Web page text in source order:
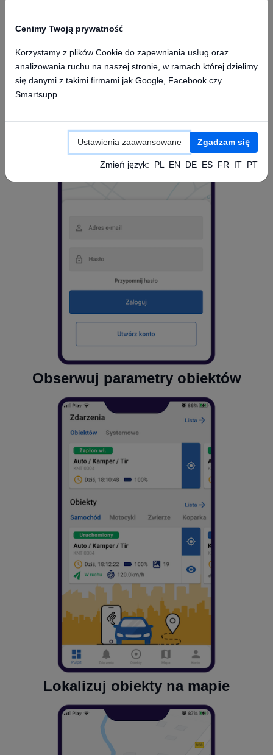
Dostęp z aplikacji mobilnej
Obserwuj parametry obiektów
Lokalizuj obiekty na mapie
Cenimy Twoją prywatność
Korzystamy z plików Cookie do zapewniania usług oraz
analizowania ruchu na naszej stronie, w ramach której dzielimy
się danymi z takimi firmami jak Google, Facebook czy
Smartsupp.
Ustawienia zaawansowane Zgadzam się
Zmień język: PL EN DE ES FR IT PT